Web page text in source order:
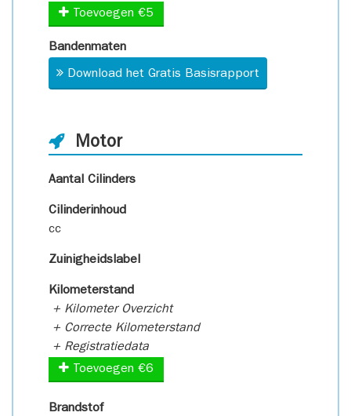
Toevoegen €5
Bandenmaten
Download het Gratis Basisrapport
Motor
Aantal Cilinders
Cilinderinhoud
cc
Zuinigheidslabel
Kilometerstand
+ Kilometer Overzicht
+ Correcte Kilometerstand
+ Registratiedata
Toevoegen €6
Brandstof